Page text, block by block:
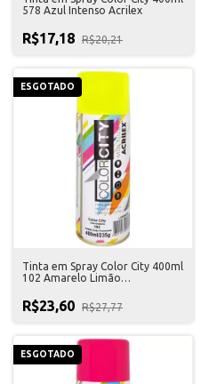
578 Azul Intenso Acrilex
R$17,18 R$20,21
ESGOTADO
Tinta em Spray Color City 400ml
102 Amarelo Limão
R$23,60 R$27,77
ESGOTADO